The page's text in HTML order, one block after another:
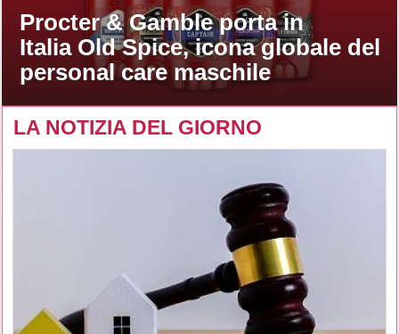
Procter & Gamble porta in
Italia Old Spice, icona globale del
personal care maschile
LA NOTIZIA DEL GIORNO